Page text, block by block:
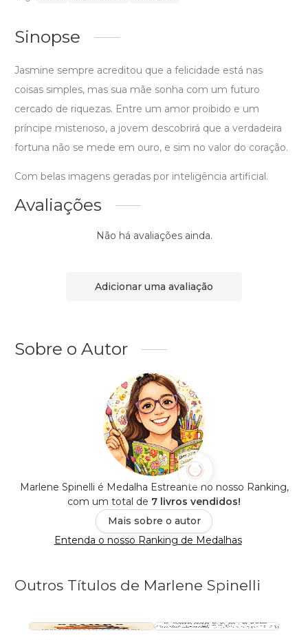
Sinopse
Jasmine sempre acreditou que a felicidade está nas
coisas simples, mas sua mãe sonha com um futuro
cercado de riquezas. Entre um amor proibido e um
príncipe misterioso, a jovem descobrirá que a verdadeira
fortuna não se mede em ouro, e sim no valor do coração.
Com belas imagens geradas por inteligência artificial.
Avaliações
Não há avaliações ainda.
Adicionar uma avaliação
Sobre o Autor
Marlene Spinelli é Medalha Estreante no nosso Ranking,
com um total de 7 livros vendidos!
Mais sobre o autor
Entenda o nosso Ranking de Medalhas
Outros Títulos de Marlene Spinelli